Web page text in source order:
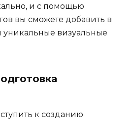
и с помощью
вы сможете добавить в
уникальные визуальные
к созданию